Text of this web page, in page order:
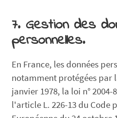
7. Gestion des
personnelles.
En France, les données
notamment protégées par
janvier 1978, la loi n° 2004-
l'article L. 226-13 du Code